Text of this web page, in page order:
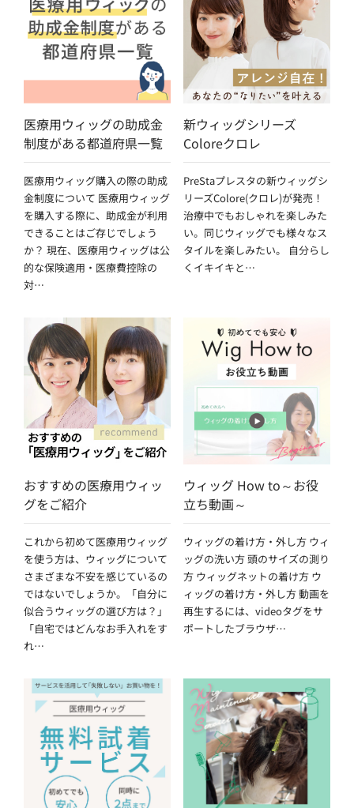
医療用ウィッグの助成金
制度がある都道府県一覧
医療用ウィッグ購入の際の助成
金制度について 医療用ウィッグ
を購入する際に、助成金が利用
できることはご存じでしょう
か？ 現在、医療用ウィッグは公
的な保険適用・医療費控除の
対…
新ウィッグシリーズ
Coloreクロレ
PreStaプレスタの新ウィッグシ
リーズColore(クロレ)が発売！
治療中でもおしゃれを楽しみた
い。同じウィッグでも様々なス
タイルを楽しみたい。 自分らし
くイキイキと…
おすすめの医療用ウィッ
グをご紹介
これから初めて医療用ウィッグ
を使う方は、ウィッグについて
さまざまな不安を感じているの
ではないでしょうか。「自分に
似合うウィッグの選び方は？」
「自宅ではどんなお手入れをす
れ…
ウィッグ How to～お役
立ち動画～
ウィッグの着け方・外し方 ウィ
ッグの洗い方 頭のサイズの測り
方 ウィッグネットの着け方 ウ
ィッグの着け方・外し方 動画を
再生するには、videoタグをサ
ポートしたブラウザ…